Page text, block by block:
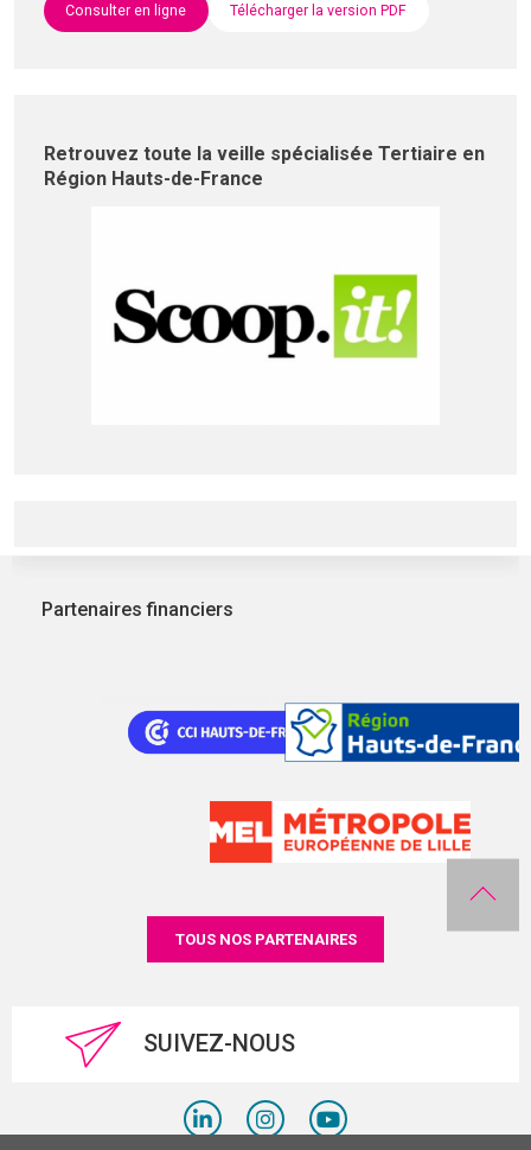
Consulter en ligne Télécharger la version PDF
Retrouvez toute la veille spécialisée Tertiaire en
Région Hauts-de-France
Partenaires financiers
TOUS NOS PARTENAIRES
SUIVEZ-NOUS